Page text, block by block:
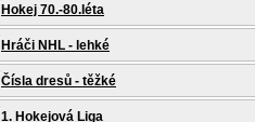
Hokej 70.-80.léta
Hráči NHL - lehké
Čísla dresů - těžké
1. Hokejová Liga